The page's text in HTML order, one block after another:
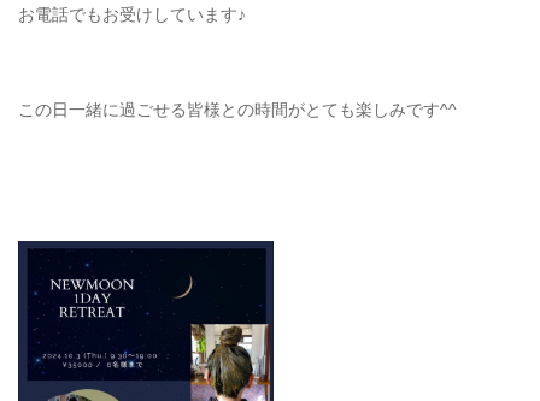
お電話でもお受けしています♪
この日一緒に過ごせる皆様との時間がとても楽しみです^^